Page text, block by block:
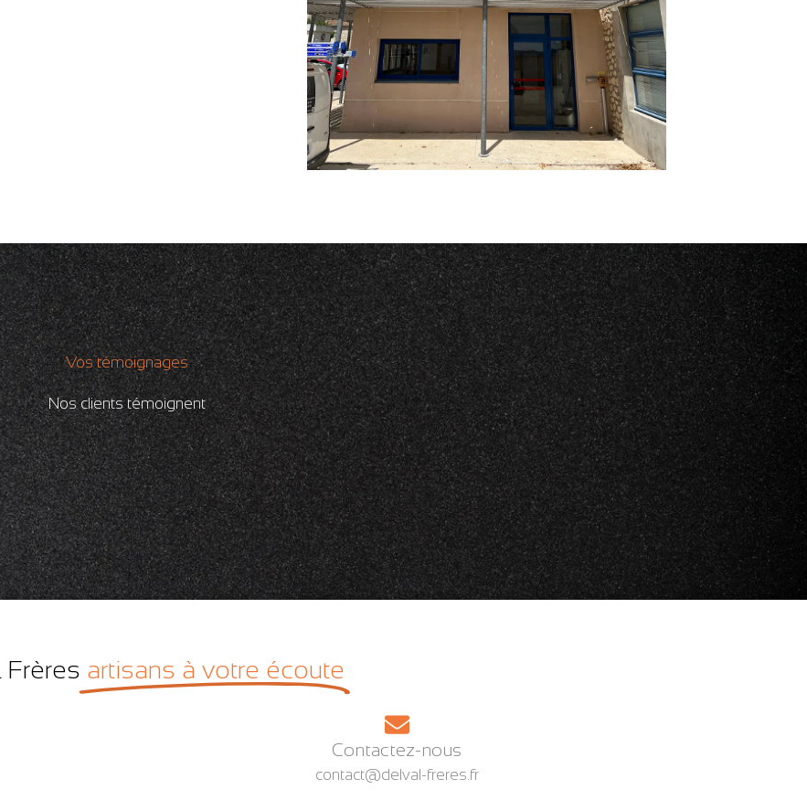
Vos témoignages
Nos clients témoignent
Frères artisans à votre écoute
Contactez-nous
contact@delval-freres.fr